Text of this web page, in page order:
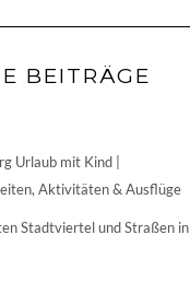
BEITRÄGE
Urlaub mit Kind |
Aktivitäten & Ausflüge
Stadtviertel und Straßen in